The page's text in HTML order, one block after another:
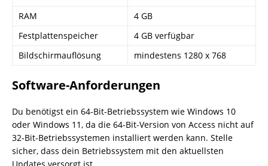
RAM
4 GB
Festplattenspeicher
4 GB verfügbar
Bildschirmauflösung
mindestens 1280 x 768
Software-Anforderungen
Du benötigst ein 64-Bit-Betriebssystem wie Windows 10
oder Windows 11, da die 64-Bit-Version von Access nicht auf
32-Bit-Betriebssystemen installiert werden kann. Stelle
sicher, dass dein Betriebssystem mit den aktuellsten